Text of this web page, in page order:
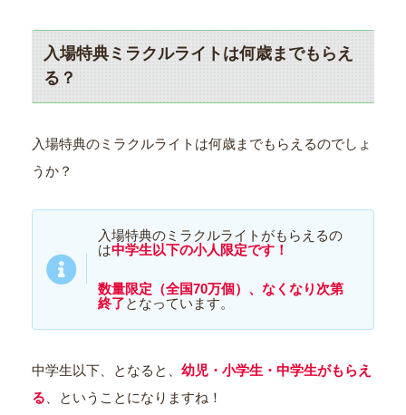
入場特典ミラクルライトは何歳までもらえ
る？
入場特典のミラクルライトは何歳までもらえるのでしょ
うか？
入場特典のミラクルライトがもらえるの
は中学生以下の小人 限定です！
数量限定 （全国70万個） 、なくなり次第
終了となっています。
中学生以下、となると、 幼児・小学生・中学生がもらえ
る 、ということになりますね！